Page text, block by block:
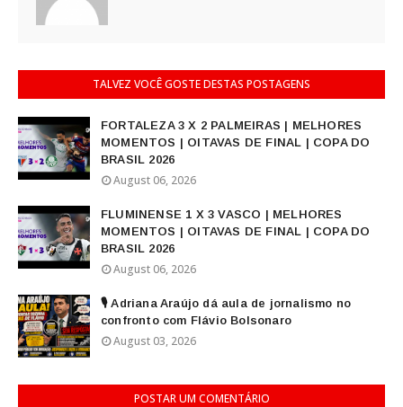
TALVEZ VOCÊ GOSTE DESTAS POSTAGENS
FORTALEZA 3 X 2 PALMEIRAS | MELHORES
MOMENTOS | OITAVAS DE FINAL | COPA DO
BRASIL 2026
August 06, 2026
FLUMINENSE 1 X 3 VASCO | MELHORES
MOMENTOS | OITAVAS DE FINAL | COPA DO
BRASIL 2026
August 06, 2026
🎙️ Adriana Araújo dá aula de jornalismo no
confronto com Flávio Bolsonaro
August 03, 2026
POSTAR UM COMENTÁRIO